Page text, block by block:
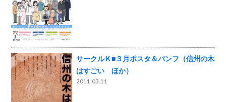
サークルＫ■３月ポスタ＆パンフ（信州の木
はすごい ほか）
2011.03.11